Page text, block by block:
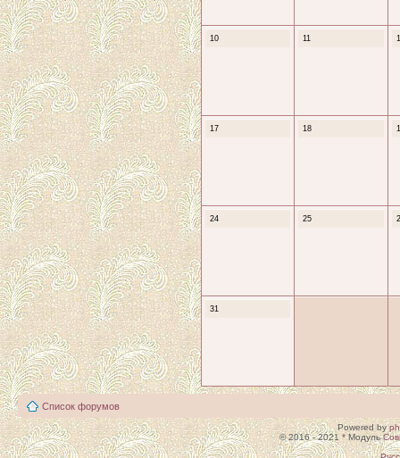
10 11
17 18
24 25
31
Список форумов
Powered by
© 2016 - 2021 * Модуль